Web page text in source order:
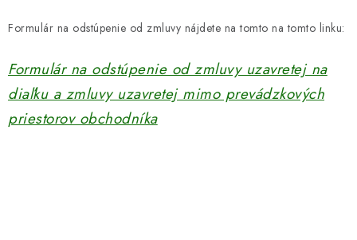
Vrátenie, výmena tovaru
Pravidlá súťaží na Facebooku
Formulár na odstúpenie od zmluvy nájdete na tomto na tomto linku:
Formulár na odstúpenie od zmluvy uzavretej na
diaľku a zmluvy uzavretej mimo prevádzkových
priestorov obchodníka